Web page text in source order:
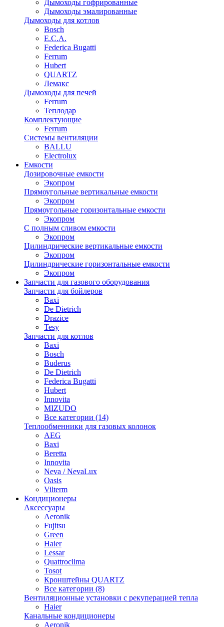
Дымоходы гофрированные
Дымоходы эмалированные
Дымоходы для котлов
Bosch
E.C.A.
Federica Bugatti
Ferrum
Hubert
QUARTZ
Лемакс
Дымоходы для печей
Ferrum
Теплодар
Комплектующие
Ferrum
Системы вентиляции
BALLU
Electrolux
Емкости
Дозировочные емкости
Экопром
Прямоугольные вертикальные емкости
Экопром
Прямоугольные горизонтальные емкости
Экопром
С полным сливом емкости
Экопром
Цилиндрические вертикальные емкости
Экопром
Цилиндрические горизонтальные емкости
Экопром
Запчасти для газового оборудования
Запчасти для бойлеров
Baxi
De Dietrich
Drazice
Tesy
Запчасти для котлов
Baxi
Bosch
Buderus
De Dietrich
Federica Bugatti
Hubert
Innovita
MIZUDO
Все категории (14)
Теплообменники для газовых колонок
AEG
Baxi
Beretta
Innovita
Neva / NevaLux
Oasis
Vilterm
Кондиционеры
Аксессуары
Aeronik
Fujitsu
Green
Haier
Lessar
Quattroclima
Tosot
Кронштейны QUARTZ
Все категории (8)
Вентиляционные установки с рекуперацией тепла
Haier
Канальные кондиционеры
Aeronik